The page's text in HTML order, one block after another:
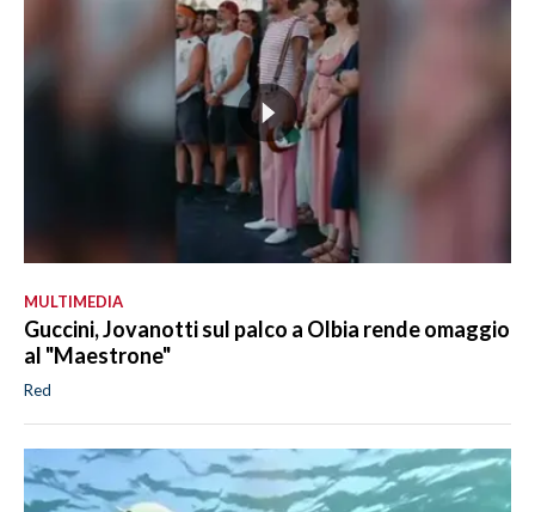
MULTIMEDIA
Guccini, Jovanotti sul palco a Olbia rende omaggio
al "Maestrone"
Red